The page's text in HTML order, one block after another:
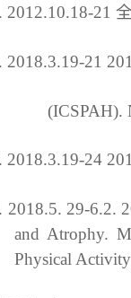
2012.10.18-21
2018.3.19-21
2018.3.19-24
2018.5. 29-6.2.
and Atrophy.
Physical